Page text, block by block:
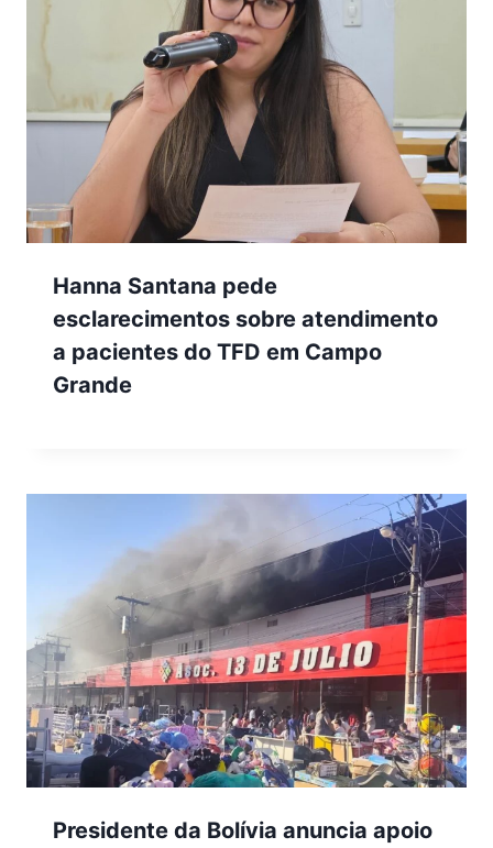
Hanna Santana pede
esclarecimentos sobre atendimento
a pacientes do TFD em Campo
Grande
Presidente da Bolívia anuncia apoio